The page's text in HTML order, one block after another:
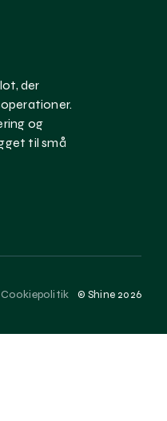
der
og
til små
Cookiepolitik © Shine 2026